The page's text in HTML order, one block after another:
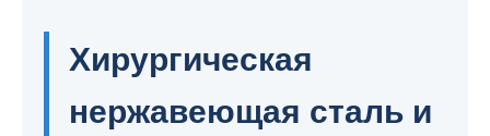
Хирургическая
нержавеющая сталь и